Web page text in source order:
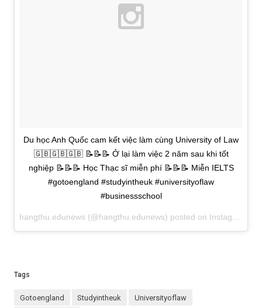
Du học Anh Quốc cam kết việc làm cùng University of Law
🇬🇧🇬🇧🇬🇧 📝📝📝 Ở lại làm việc 2 năm sau khi tốt
nghiệp 📝📝📝 Học Thạc sĩ miễn phí 📝📝📝 Miễn IELTS
#gotoengland #studyintheuk #universityoflaw
#businessschool
Tags
gotoengland studyintheuk universityoflaw